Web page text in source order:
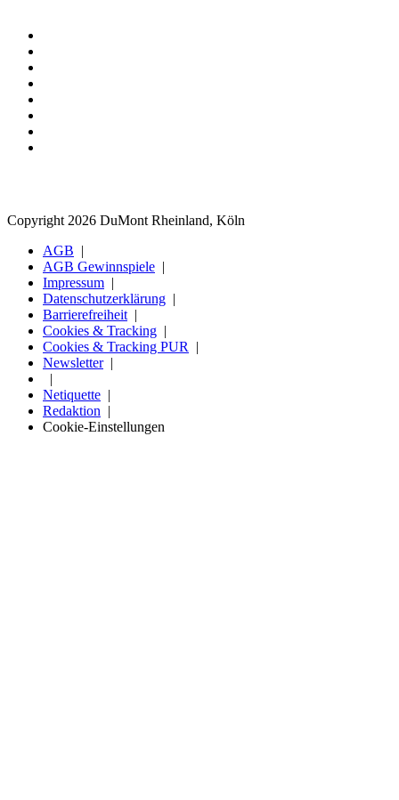
Copyright 2026 DuMont Rheinland, Köln
AGB
AGB Gewinnspiele
Impressum
Datenschutzerklärung
Barrierefreiheit
Cookies & Tracking
Cookies & Tracking PUR
Newsletter
Netiquette
Redaktion
Cookie-Einstellungen